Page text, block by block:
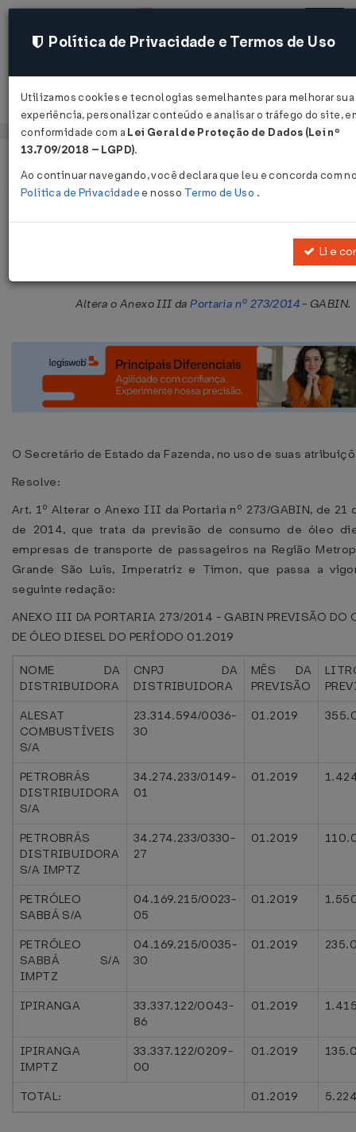
Acessar
Publicado no DOE - MA em 28 dez 2018
Altera o Anexo III daPortaria nº 273/2014- GABIN.
O Secretário de Estado da Fazenda, no uso de suas
Resolve:
Art. 1º Alterar o Anexo III da Portaria nº 273/GABIN, de 21
de 2014, que trata da previsão de consumo de óleo
empresas de transporte de passageiros na Região
Grande São Luís, Imperatriz e Timon, que passa a
seguinte redação:
ANEXO III DA PORTARIA 273/2014 - GABIN PREVISÃO DO
DE ÓLEO DIESEL DO PERÍODO 01.2019
NOME DA
DISTRIBUIDORA
CNPJ DA
DISTRIBUIDORA
MÊS DA
PREVISÃO
ALESAT
COMBUSTÍVEIS
S/A
23.314.594/0036-
30
01.2019
PETROBRÁS
DISTRIBUIDORA
S/A
34.274.233/0149-
01
01.2019
PETROBRÁS
DISTRIBUIDORA
S/A IMPTZ
34.274.233/0330-
27
01.2019
PETRÓLEO
SABBÁ S/A
04.169.215/0023-
05
01.2019
PETRÓLEO
SABBÁ S/A
IMPTZ
04.169.215/0035-
30
01.2019
IPIRANGA
33.337.122/0043-
86
01.2019
IPIRANGA
IMPTZ
33.337.122/0209-
00
01.2019
TOTAL: 01.2019
Política de Privacidade e Termos de Uso
Utilizamos cookies e tecnologias semelhantes para melhorar sua
experiência, personalizar conteúdo e analisar o tráfego do site,
conformidade com a Lei Geral de Proteção de Dados (Lei nº
13.709/2018 – LGPD).
Ao continuar navegando, você declara que leu e concorda com
Política de Privacidade e nosso Termo de Uso .
Li e